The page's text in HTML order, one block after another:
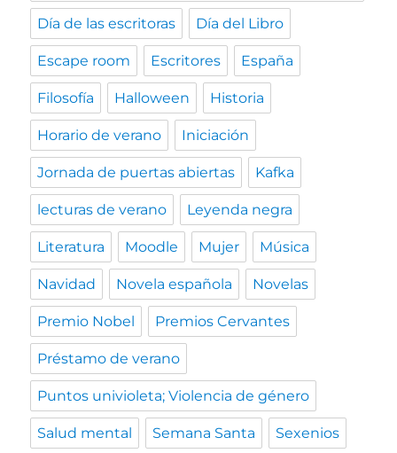
Día de las escritoras Día del Libro
Escape room Escritores España
Filosofía Halloween Historia
Horario de verano Iniciación
Jornada de puertas abiertas Kafka
lecturas de verano Leyenda negra
Literatura Moodle Mujer Música
Navidad Novela española Novelas
Premio Nobel Premios Cervantes
Préstamo de verano
Puntos univioleta; Violencia de género
Salud mental Semana Santa Sexenios